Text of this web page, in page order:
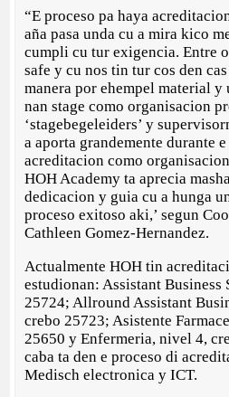
“E proceso pa haya
aña pasa unda cu a mira kico
cumpli cu tur exigencia. Entre
safe y cu nos tin tur cos den
manera por ehempel material y
nan stage como organisacion
‘stagebegeleiders’ y
a aporta grandemente durante
acreditacion como
HOH Academy ta aprecia
dedicacion y guia cu a hunga
proceso exitoso aki,’ segun
Cathleen Gomez-Hernandez.
Actualmente HOH tin
estudionan: Assistant Business
25724; Allround Assistant
crebo 25723; Asistente
25650 y Enfermeria, nivel 4,
caba ta den e proceso di
Medisch electronica y ICT.